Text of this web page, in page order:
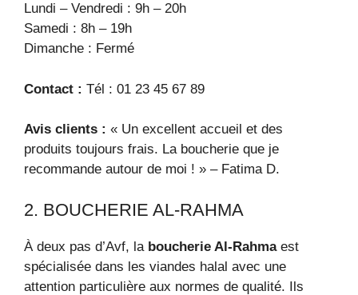
Lundi – Vendredi : 9h – 20h
Samedi : 8h – 19h
Dimanche : Fermé
Contact : Tél : 01 23 45 67 89
Avis clients : « Un excellent accueil et des
produits toujours frais. La boucherie que je
recommande autour de moi ! » – Fatima D.
2. BOUCHERIE AL-RAHMA
À deux pas d’Avf, la boucherie Al-Rahmaest
spécialisée dans les viandes halal avec une
attention particulière aux normes de qualité. Ils